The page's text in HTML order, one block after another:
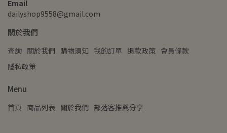
Email
dailyshop9558@gmail.com
關於我們
查詢 關於我們 購物須知 我的訂單 退款政策 會員條款
隱私政策
Menu
首頁 商品列表 關於我們 部落客推薦分享